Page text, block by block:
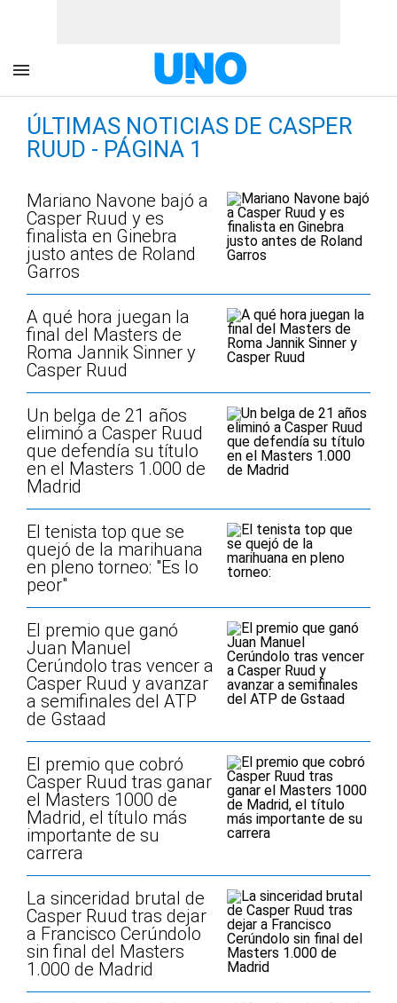
ÚLTIMAS NOTICIAS DE CASPER
RUUD - PÁGINA 1
Mariano Navone bajó a
Casper Ruud y es
finalista en Ginebra
justo antes de Roland
Garros
A qué hora juegan la
final del Masters de
Roma Jannik Sinner y
Casper Ruud
Un belga de 21 años
eliminó a Casper Ruud
que defendía su título
en el Masters 1.000 de
Madrid
El tenista top que se
quejó de la marihuana
en pleno torneo: "Es lo
peor"
El premio que ganó
Juan Manuel
Cerúndolo tras vencer a
Casper Ruud y avanzar
a semifinales del ATP
de Gstaad
El premio que cobró
Casper Ruud tras ganar
el Masters 1000 de
Madrid, el título más
importante de su
carrera
La sinceridad brutal de
Casper Ruud tras dejar
a Francisco Cerúndolo
sin final del Masters
1.000 de Madrid